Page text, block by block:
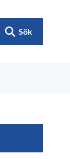
Sök